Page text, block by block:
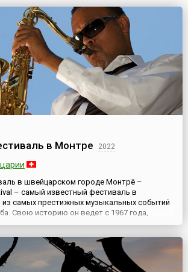
в Монтре 2022
в швейцарском городе Монтрё –
– самый известный фестиваль в
самых престижных музыкальных событий
Свою историю он ведет с 1967 года,
и длится чуть более двух недель. Обычно
(до 2013 года) Montreux Jazz Festival